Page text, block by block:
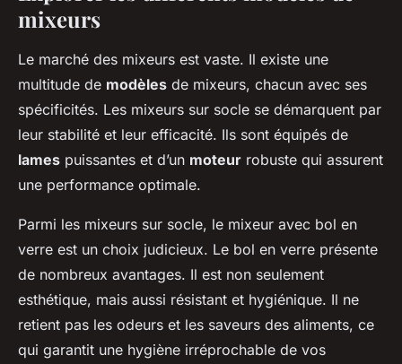
mixeurs
Le marché des mixeurs est vaste. Il existe une
multitude de modèles de mixeurs, chacun avec ses
spécificités. Les mixeurs sur socle se démarquent par
leur stabilité et leur efficacité. Ils sont équipés de
lames puissantes et d’un moteur robuste qui assurent
une performance optimale.
Parmi les mixeurs sur socle, le mixeur avec bol en
verre est un choix judicieux. Le bol en verre présente
de nombreux avantages. Il est non seulement
esthétique, mais aussi résistant et hygiénique. Il ne
retient pas les odeurs et les saveurs des aliments, ce
qui garantit une hygiène irréprochable de vos